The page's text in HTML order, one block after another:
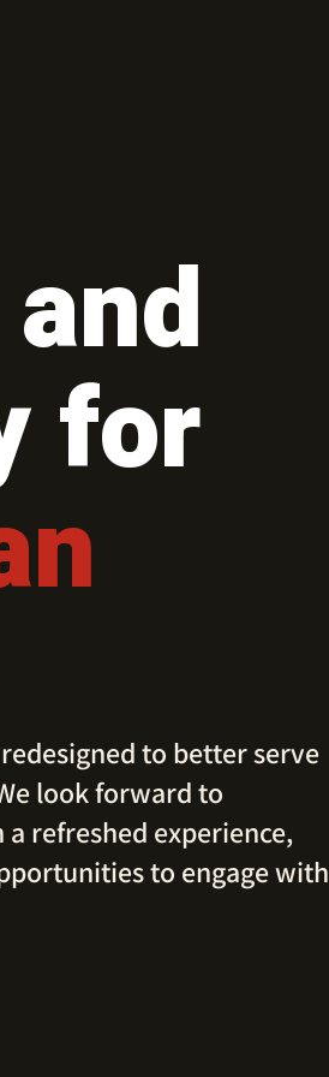
for
to better serve
look forward to
refreshed experience,
to engage with